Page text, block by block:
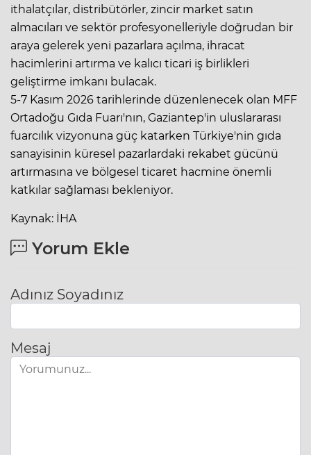
ithalatçılar, distribütörler, zincir market satın
almacıları ve sektör profesyonelleriyle doğrudan bir
araya gelerek yeni pazarlara açılma, ihracat
hacimlerini artırma ve kalıcı ticari iş birlikleri
geliştirme imkanı bulacak.
5-7 Kasım 2026 tarihlerinde düzenlenecek olan MFF
Ortadoğu Gıda Fuarı'nın, Gaziantep'in uluslararası
fuarcılık vizyonuna güç katarken Türkiye'nin gıda
sanayisinin küresel pazarlardaki rekabet gücünü
artırmasına ve bölgesel ticaret hacmine önemli
katkılar sağlaması bekleniyor.
Kaynak: İHA
Yorum Ekle
Adınız Soyadınız
Mesaj